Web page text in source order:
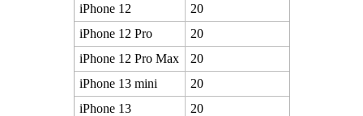
iPhone 12
20
iPhone 12 Pro
20
iPhone 12 Pro Max
20
iPhone 13 mini
20
iPhone 13
20